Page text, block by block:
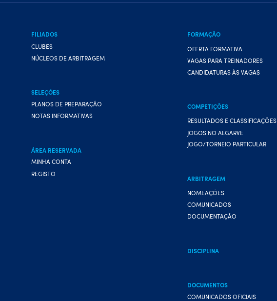
FILIADOS
CLUBES
NÚCLEOS DE ARBITRAGEM
SELEÇÕES
PLANOS DE PREPARAÇÃO
NOTAS INFORMATIVAS
ÁREA RESERVADA
MINHA CONTA
REGISTO
FORMAÇÃO
OFERTA FORMATIVA
VAGAS PARA TREINADORES
CANDIDATURAS ÀS VAGAS
COMPETIÇÕES
RESULTADOS E CLASSIFICAÇÕES
JOGOS NO ALGARVE
JOGO/TORNEIO PARTICULAR
ARBITRAGEM
NOMEAÇÕES
COMUNICADOS
DOCUMENTAÇÃO
DISCIPLINA
DOCUMENTOS
COMUNICADOS OFICIAIS